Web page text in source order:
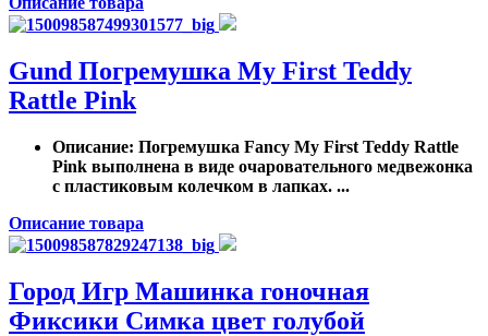
Gund Погремушка My First Teddy
Rattle Pink
Описание: Погремушка Fancy My First Teddy Rattle
Pink выполнена в виде очаровательного медвежонка
с пластиковым колечком в лапках. ...
Описание товара
Город Игр Машинка гоночная
Фиксики Симка цвет голубой